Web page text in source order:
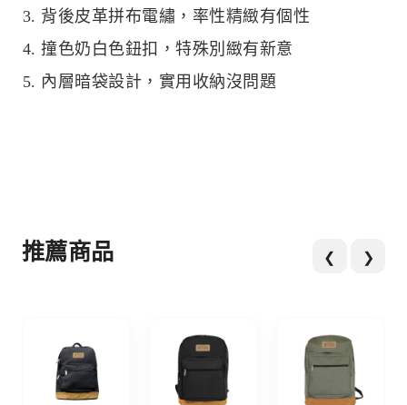
3. 背後皮革拼布電繡，率性精緻有個性
4. 撞色奶白色鈕扣，特殊別緻有新意
5. 內層暗袋設計，實用收納沒問題
推薦商品 ❮ ❯